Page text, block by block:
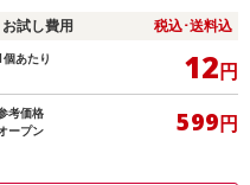
お試し費用 税込･送料込
個あたり 12円
考価格
ープン
599円